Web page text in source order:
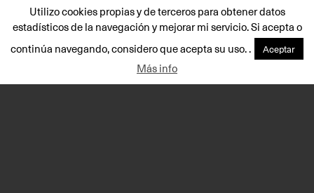
Utilizo cookies propias y de terceros para obtener datos
estadísticos de la navegación y mejorar mi servicio. Si acepta o
continúa navegando, considero que acepta su uso. .
Aceptar
Más info